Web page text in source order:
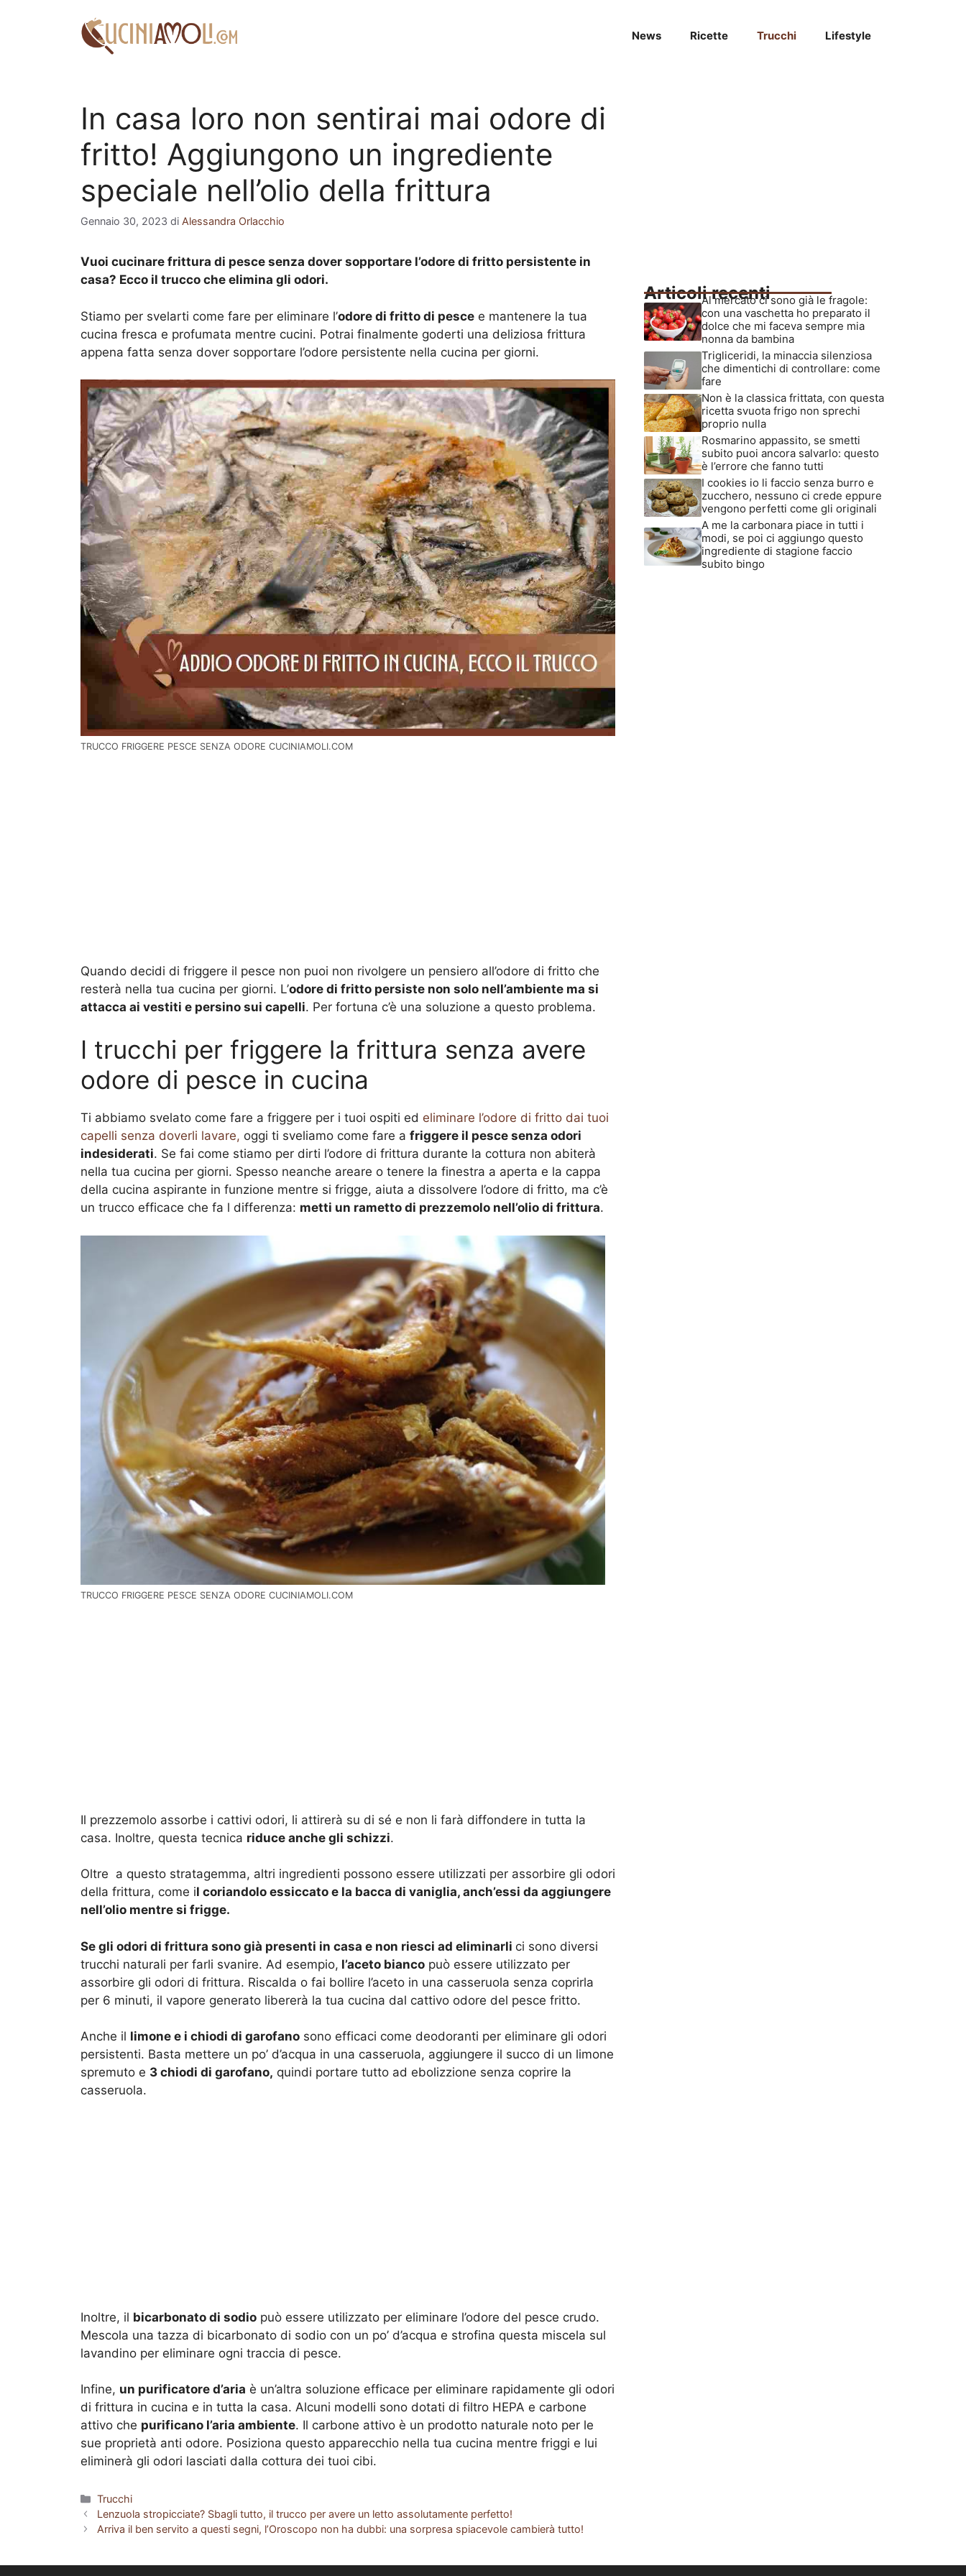
News Ricette Trucchi Lifestyle
In casa loro non sentirai mai odore di
fritto! Aggiungono un ingrediente
speciale nell’olio della frittura
Gennaio 30, 2023 di Alessandra Orlacchio
Vuoi cucinare frittura di pesce senza dover sopportare l’odore di fritto persistente in
casa? Ecco il trucco che elimina gli odori.
Stiamo per svelarti come fare per eliminare l’odore di fritto di pesce e mantenere la tua
cucina fresca e profumata mentre cucini. Potrai finalmente goderti una deliziosa frittura
appena fatta senza dover sopportare l’odore persistente nella cucina per giorni.
TRUCCO FRIGGERE PESCE SENZA ODORE CUCINIAMOLI.COM
Quando decidi di friggere il pesce non puoi non rivolgere un pensiero all’odore di fritto che
resterà nella tua cucina per giorni. L’odore di fritto persiste non solo nell’ambiente ma si
attacca ai vestiti e persino sui capelli. Per fortuna c’è una soluzione a questo problema.
I trucchi per friggere la frittura senza avere
odore di pesce in cucina
Ti abbiamo svelato come fare a friggere per i tuoi ospiti ed eliminare l’odore di fritto dai tuoi
capelli senza doverli lavare, oggi ti sveliamo come fare a friggere il pesce senza odori
indesiderati. Se fai come stiamo per dirti l’odore di frittura durante la cottura non abiterà
nella tua cucina per giorni. Spesso neanche areare o tenere la finestra a aperta e la cappa
della cucina aspirante in funzione mentre si frigge, aiuta a dissolvere l’odore di fritto, ma c’è
un trucco efficace che fa l differenza: metti un rametto di prezzemolo nell’olio di frittura.
TRUCCO FRIGGERE PESCE SENZA ODORE CUCINIAMOLI.COM
Il prezzemolo assorbe i cattivi odori, li attirerà su di sé e non li farà diffondere in tutta la
casa. Inoltre, questa tecnica riduce anche gli schizzi.
Oltre a questo stratagemma, altri ingredienti possono essere utilizzati per assorbire gli odori
della frittura, come il coriandolo essiccato e la bacca di vaniglia, anch’essi da aggiungere
nell’olio mentre si frigge.
Se gli odori di frittura sono già presenti in casa e non riesci ad eliminarli ci sono diversi
trucchi naturali per farli svanire. Ad esempio, l’aceto bianco può essere utilizzato per
assorbire gli odori di frittura. Riscalda o fai bollire l’aceto in una casseruola senza coprirla
per 6 minuti, il vapore generato libererà la tua cucina dal cattivo odore del pesce fritto.
Anche il limone e i chiodi di garofano sono efficaci come deodoranti per eliminare gli odori
persistenti. Basta mettere un po’ d’acqua in una casseruola, aggiungere il succo di un limone
spremuto e 3 chiodi di garofano, quindi portare tutto ad ebolizzione senza coprire la
casseruola.
Inoltre, il bicarbonato di sodio può essere utilizzato per eliminare l’odore del pesce crudo.
Mescola una tazza di bicarbonato di sodio con un po’ d’acqua e strofina questa miscela sul
lavandino per eliminare ogni traccia di pesce.
Infine, un purificatore d’aria è un’altra soluzione efficace per eliminare rapidamente gli odori
di frittura in cucina e in tutta la casa. Alcuni modelli sono dotati di filtro HEPA e carbone
attivo che purificano l’aria ambiente. Il carbone attivo è un prodotto naturale noto per le
sue proprietà anti odore. Posiziona questo apparecchio nella tua cucina mentre friggi e lui
eliminerà gli odori lasciati dalla cottura dei tuoi cibi.
Categorie
Trucchi
Lenzuola stropicciate? Sbagli tutto, il trucco per avere un letto assolutamente perfetto!
Arriva il ben servito a questi segni, l’Oroscopo non ha dubbi: una sorpresa spiacevole cambierà tutto!
Articoli recenti
Al mercato ci sono già le fragole:
con una vaschetta ho preparato il
dolce che mi faceva sempre mia
nonna da bambina
Trigliceridi, la minaccia silenziosa
che dimentichi di controllare: come
fare
Non è la classica frittata, con questa
ricetta svuota frigo non sprechi
proprio nulla
Rosmarino appassito, se smetti
subito puoi ancora salvarlo: questo
è l’errore che fanno tutti
I cookies io li faccio senza burro e
zucchero, nessuno ci crede eppure
vengono perfetti come gli originali
A me la carbonara piace in tutti i
modi, se poi ci aggiungo questo
ingrediente di stagione faccio
subito bingo